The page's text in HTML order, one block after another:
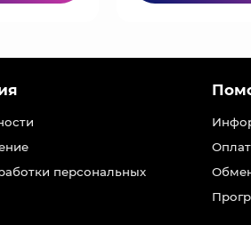
персональных